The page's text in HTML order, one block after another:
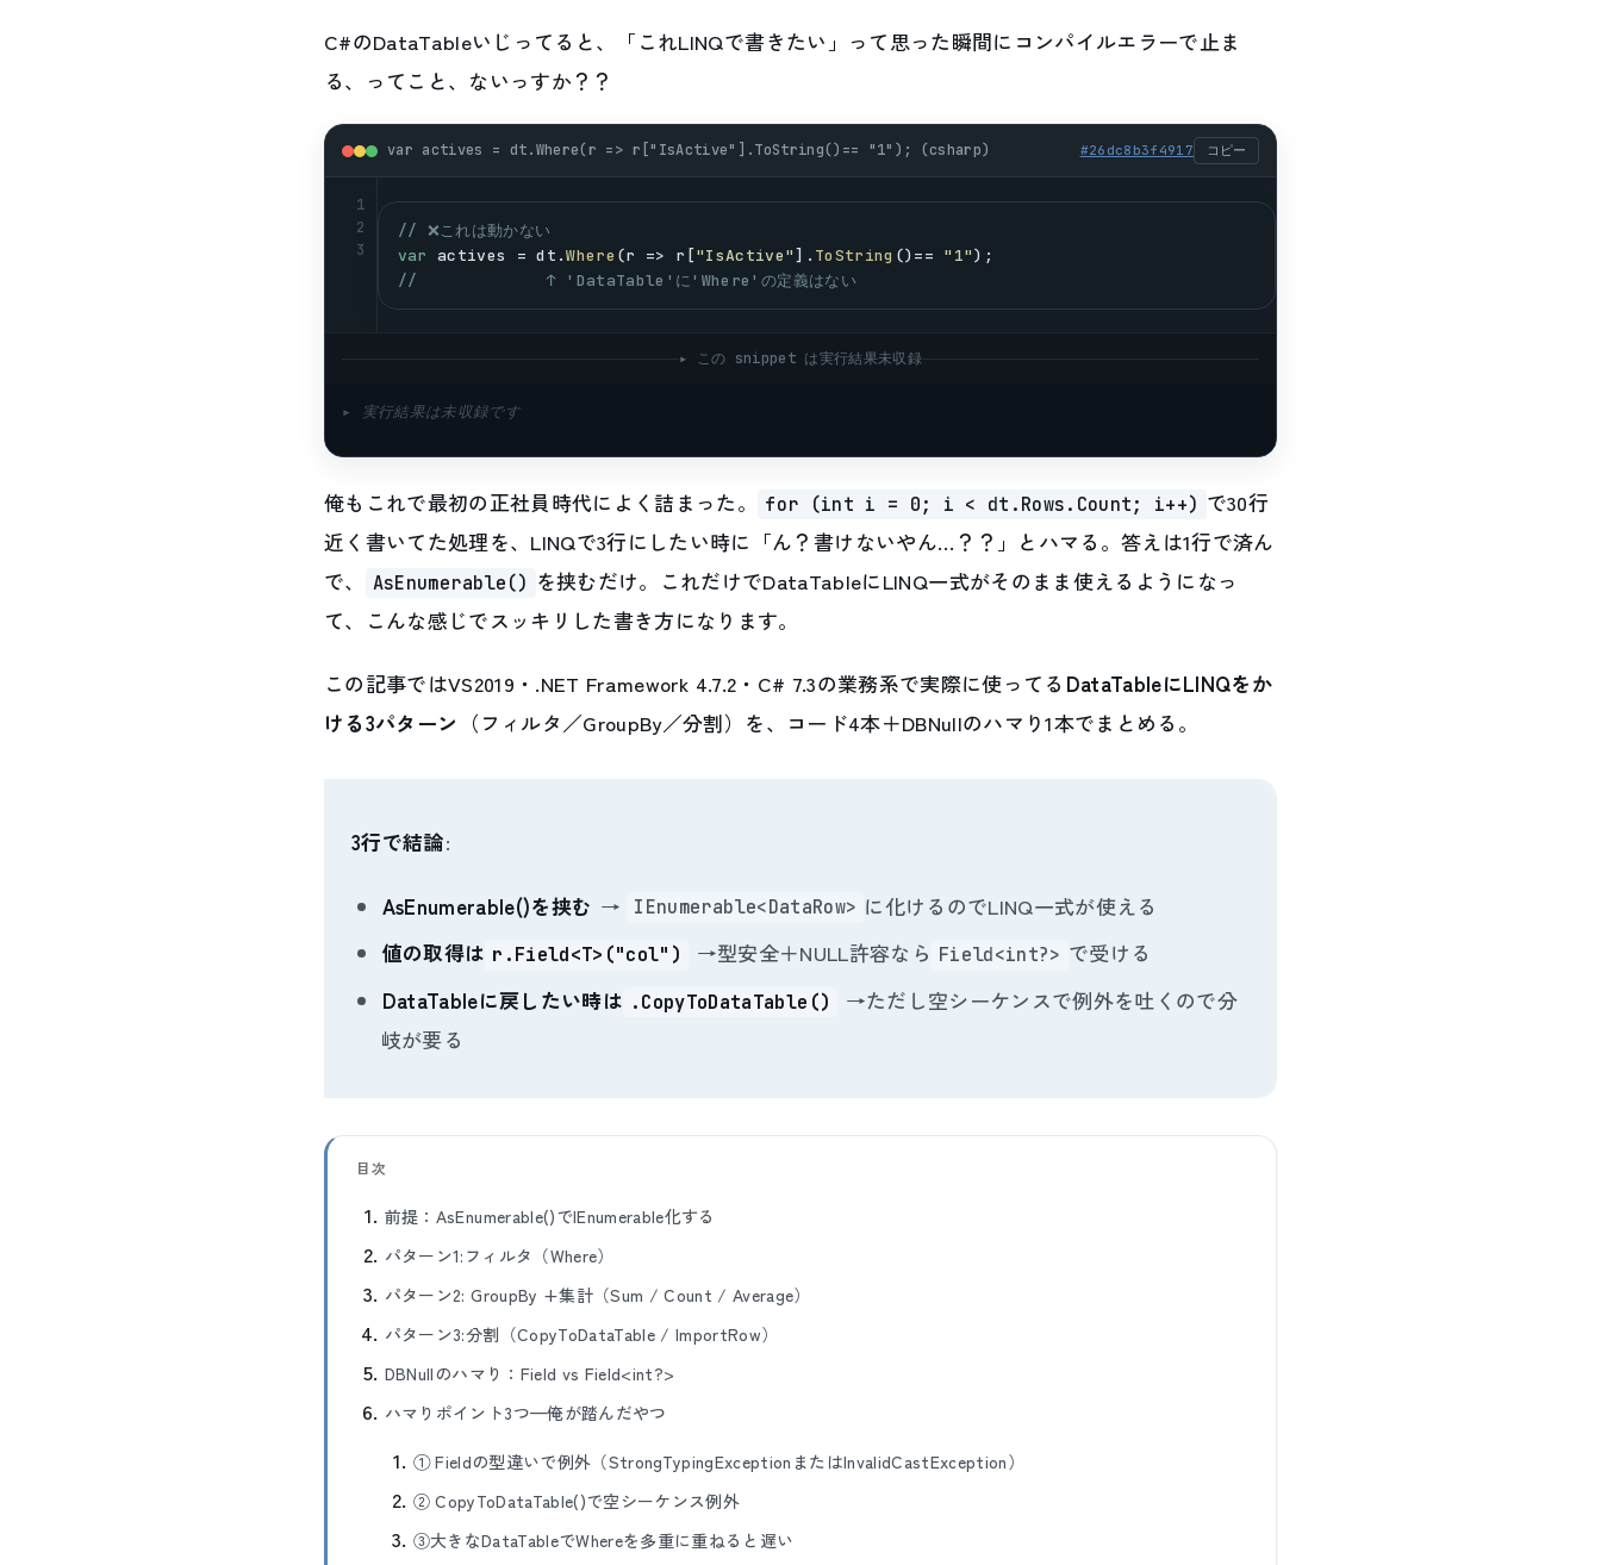
C#のDataTableいじってると、「これLINQで書きたい」って思った瞬間にコンパイルエラーで止ま
る、ってこと、ないっすか？？
var actives = dt.Where(r => r["IsActive"].ToString()== "1"); (csharp) #26dc8b3f4917 コピー
1
2
3
// ❌これは動かない
var actives = dt .Where (r => r ["IsActive"]. ToString ()== "1");
//             ↑ 'DataTable'に'Where'の定義はない
▸ この snippet は実行結果未収録
▸ 実行結果は未収録です
俺もこれで最初の正社員時代によく詰まった。 for (int i = 0; i < dt.Rows.Count; i++) で30行
近く書いてた処理を、LINQで3行にしたい時に「ん？書けないやん…？？」とハマる。答えは1行で済ん
で、
AsEnumerable() を挟むだけ。これだけでDataTableにLINQ一式がそのまま使えるようになっ
て、こんな感じでスッキリした書き方になります。
この記事ではVS2019・.NET Framework 4.7.2・C# 7.3の業務系で実際に使ってる DataTableにLINQをか
ける3パターン （フィルタ／GroupBy／分割）を、コード4本＋DBNullのハマり1本でまとめる。
3行で結論:
AsEnumerable()を挟む → IEnumerable<DataRow> に化けるのでLINQ一式が使える
値の取得は r.Field<T>("col") →型安全＋NULL許容なら Field<int?> で受ける
DataTableに戻したい時は .CopyToDataTable()
→ただし空シーケンスで例外を吐くので分
岐が要る
目次
前提：AsEnumerable()でIEnumerable化する
パターン1:フィルタ（Where）
パターン2: GroupBy +集計（Sum / Count / Average）
パターン3:分割（CopyToDataTable / ImportRow）
DBNullのハマり：Field vs Field<int?>
ハマりポイント3つ—俺が踏んだやつ
① Fieldの型違いで例外（StrongTypingExceptionまたはInvalidCastException）
② CopyToDataTable()で空シーケンス例外
③大きなDataTableでWhereを多重に重ねると遅い